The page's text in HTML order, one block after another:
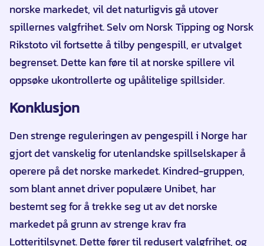
norske markedet, vil det naturligvis gå utover
spillernes valgfrihet. Selv om Norsk Tipping og Norsk
Rikstoto vil fortsette å tilby pengespill, er utvalget
begrenset. Dette kan føre til at norske spillere vil
oppsøke ukontrollerte og upålitelige spillsider.
Konklusjon
Den strenge reguleringen av pengespill i Norge har
gjort det vanskelig for utenlandske spillselskaper å
operere på det norske markedet. Kindred-gruppen,
som blant annet driver populære Unibet, har
bestemt seg for å trekke seg ut av det norske
markedet på grunn av strenge krav fra
Lotteritilsynet. Dette fører til redusert valgfrihet, og